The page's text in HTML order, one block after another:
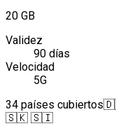
20 GB
Validez
90 días
Velocidad
5G
34 países cubiertos
🇸🇰 🇸🇮